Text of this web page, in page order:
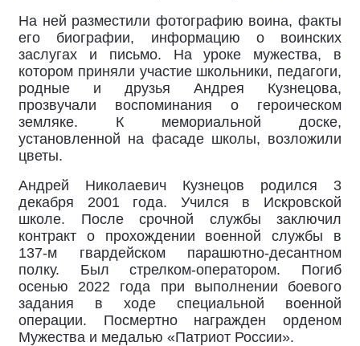
На ней разместили фотографию воина, факты
его биографии, информацию о воинских
заслугах и письмо. На уроке мужества, в
котором приняли участие школьники, педагоги,
родные и друзья Андрея Кузнецова,
прозвучали воспоминания о героическом
земляке. К мемориальной доске,
установленной на фасаде школы, возложили
цветы.
Андрей Николаевич Кузнецов родился 3
декабря 2001 года. Учился в Искровской
школе. После срочной службы заключил
контракт о прохождении военной службы в
137-м гвардейском парашютно-десантном
полку. Был стрелком-оператором. Погиб
осенью 2022 года при выполнении боевого
задания в ходе специальной военной
операции. Посмертно награжден орденом
Мужества и медалью «Патриот России».